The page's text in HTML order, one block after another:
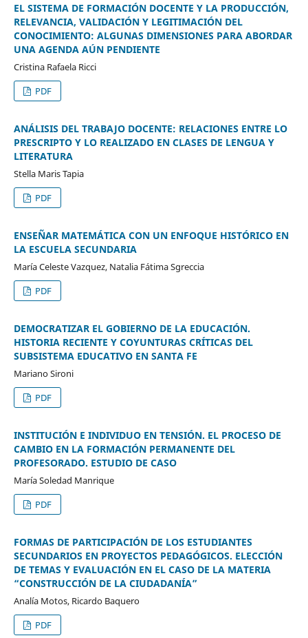
EL SISTEMA DE FORMACIÓN DOCENTE Y LA PRODUCCIÓN,
RELEVANCIA, VALIDACIÓN Y LEGITIMACIÓN DEL
CONOCIMIENTO: ALGUNAS DIMENSIONES PARA ABORDAR
UNA AGENDA AÚN PENDIENTE
Cristina Rafaela Ricci
PDF
ANÁLISIS DEL TRABAJO DOCENTE: RELACIONES ENTRE LO
PRESCRIPTO Y LO REALIZADO EN CLASES DE LENGUA Y
LITERATURA
Stella Maris Tapia
PDF
ENSEÑAR MATEMÁTICA CON UN ENFOQUE HISTÓRICO EN
LA ESCUELA SECUNDARIA
María Celeste Vazquez, Natalia Fátima Sgreccia
PDF
DEMOCRATIZAR EL GOBIERNO DE LA EDUCACIÓN.
HISTORIA RECIENTE Y COYUNTURAS CRÍTICAS DEL
SUBSISTEMA EDUCATIVO EN SANTA FE
Mariano Sironi
PDF
INSTITUCIÓN E INDIVIDUO EN TENSIÓN. EL PROCESO DE
CAMBIO EN LA FORMACIÓN PERMANENTE DEL
PROFESORADO. ESTUDIO DE CASO
María Soledad Manrique
PDF
FORMAS DE PARTICIPACIÓN DE LOS ESTUDIANTES
SECUNDARIOS EN PROYECTOS PEDAGÓGICOS. ELECCIÓN
DE TEMAS Y EVALUACIÓN EN EL CASO DE LA MATERIA
“CONSTRUCCIÓN DE LA CIUDADANÍA”
Analía Motos, Ricardo Baquero
PDF